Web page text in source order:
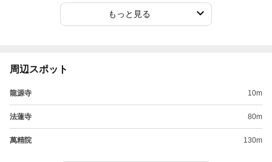
もっと見る
周辺スポット
龍源寺 10m
法蓮寺 80m
萬精院 130m